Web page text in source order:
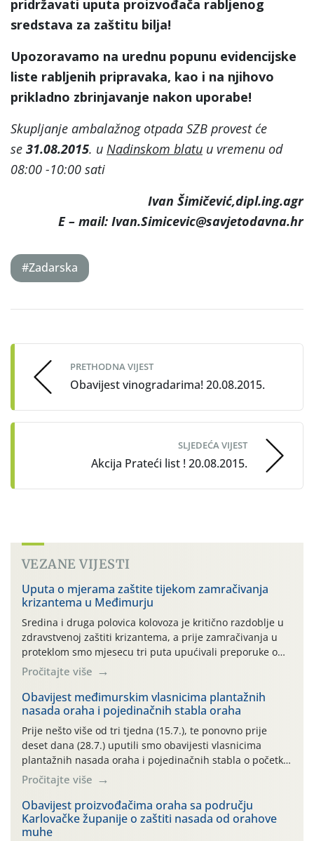
pridržavati uputa proizvođača rabljenog
sredstava za zaštitu bilja!
Upozoravamo na urednu popunu evidencijske
liste rabljenih pripravaka, kao i na njihovo
prikladno zbrinjavanje nakon uporabe!
Skupljanje ambalažnog otpada SZB provest će
se 31.08.2015. u Nadinskom blatu u vremenu od
08:00 -10:00 sati
Ivan Šimičević,dipl.ing.agr
E – mail: Ivan.Simicevic@savjetodavna.hr
#Zadarska
navigation
PRETHODNA VIJEST
Obavijest vinogradarima! 20.08.2015.
SLJEDEĆA VIJEST
Akcija Prateći list ! 20.08.2015.
VEZANE VIJESTI
Uputa o mjerama zaštite tijekom zamračivanja
krizantema u Međimurju
Sredina i druga polovica kolovoza je kritično razdoblje u
zdravstvenoj zaštiti krizantema, a prije zamračivanja u
proteklom smo mjesecu tri puta upućivali preporuke o
preventivnim mjerama zaštite krizantema od najčešćih
uzročnika bolesti, štetnika i fito-fagnih grinja (23.7., 14.7.,
06.7.)! Na početku ovog mjeseca je zabilježeno je
povijesno i ekstremno vruće meteorološko razdoblje, uz
najviše temperature […]
Pročitajte više
Obavijest međimurskim vlasnicima plantažnih
nasada oraha i pojedinačnih stabla oraha
Prije nešto više od tri tjedna (15.7.), te ponovno prije
deset dana (28.7.) uputili smo obavijesti vlasnicima
plantažnih nasada oraha i pojedinačnih stabla o početku
leta i ovogodišnjoj potrebi usmjerenog suzbijanja
orahove muhe (Rhagoletis completa)! Već dvanaest dana
traje drugi ovogodišnji “toplinski udar”, koji naročito
izražen zadnja šest dana (31.7.-05.8.), jer najviše
temperature zraka svakodnevno […]
Pročitajte više
Obavijest proizvođačima oraha sa području
Karlovačke županije o zaštiti nasada od orahove
muhe